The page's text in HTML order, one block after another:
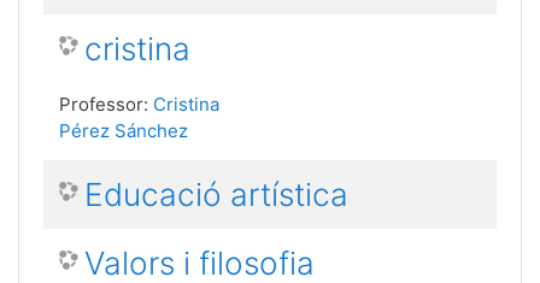
cristina
Professor: Cristina
Pérez Sánchez
Educació artística
Valors i filosofia